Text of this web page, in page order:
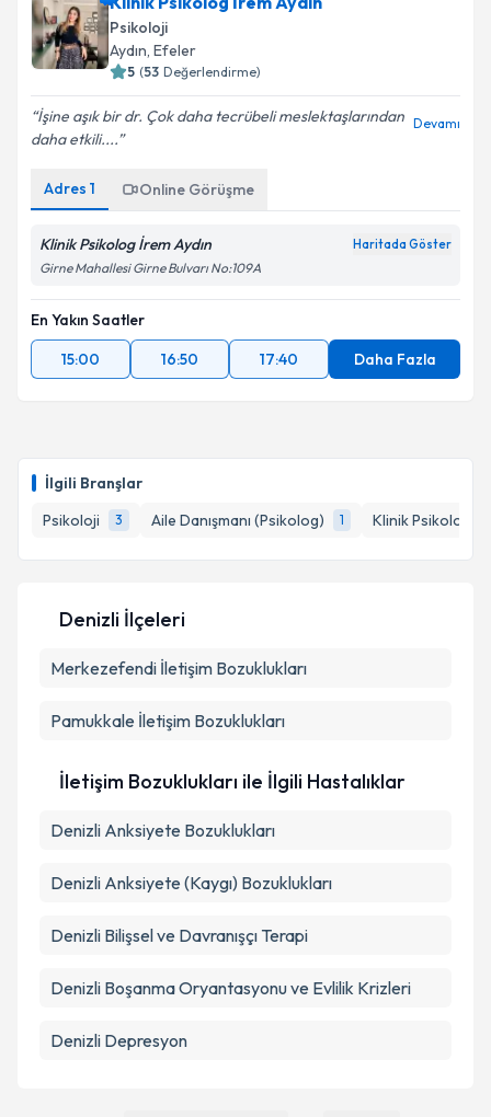
İlgili Branşlar
Psikoloji
3 Aile Danışmanı (Psikolog) 1 Klinik Psikolog
E-posta Adresiniz
Kişisel verilerimin işlenmesine ilişkinAydınlatma
Metni
Takvim Talebini Gönder
Psikoloji
Aydın, Efeler
5 (53 Değerlendirme)
İşine aşık bir dr. Çok daha tecrübeli meslektaşlarından
daha etkili....
Devamı
Adres 1 Online Görüşme
Klinik Psikolog İrem Aydın Haritada Göster
Girne Mahallesi Girne Bulvarı No:109A
En Yakın Saatler
15:00
16:50 17:40 Daha Fazla
Denizli İlçeleri
Merkezefendi İletişim Bozuklukları
Pamukkale İletişim Bozuklukları
İletişim Bozuklukları ile İlgili Hastalıklar
Denizli Anksiyete Bozuklukları
Denizli Anksiyete (Kaygı) Bozuklukları
Denizli Bilişsel ve Davranışçı Terapi
Denizli Boşanma Oryantasyonu ve Evlilik Krizleri
Denizli Depresyon